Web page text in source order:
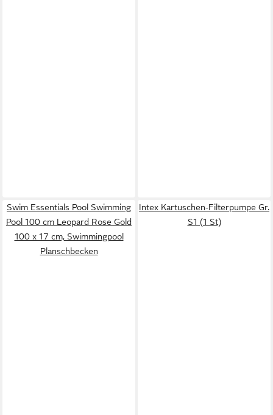
Swim Essentials Pool Swimming
Pool 100 cm Leopard Rose Gold
100 x 17 cm, Swimmingpool
Planschbecken
Intex Kartuschen-Filterpumpe Gr.
S1 (1 St)